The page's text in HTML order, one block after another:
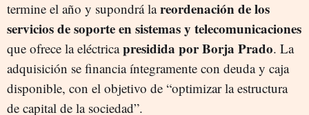
termine el año y supondrá lareordenación de los
servicios de soporte en sistemas y telecomunicaciones
que ofrece la eléctricapresidida por Borja Prado. La
adquisición se financia íntegramente con deuda y caja
disponible, con el objetivo de “optimizar la estructura
de capital de la sociedad”.